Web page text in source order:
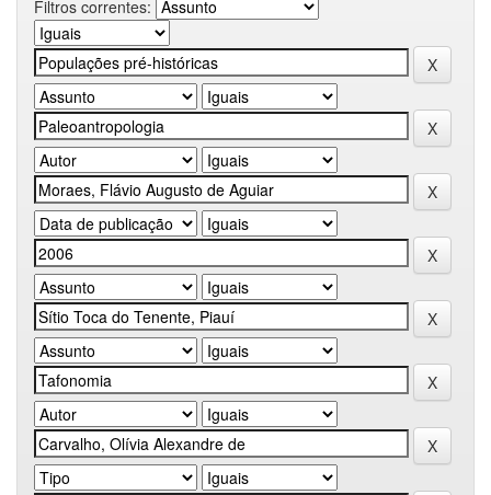
Filtros correntes: